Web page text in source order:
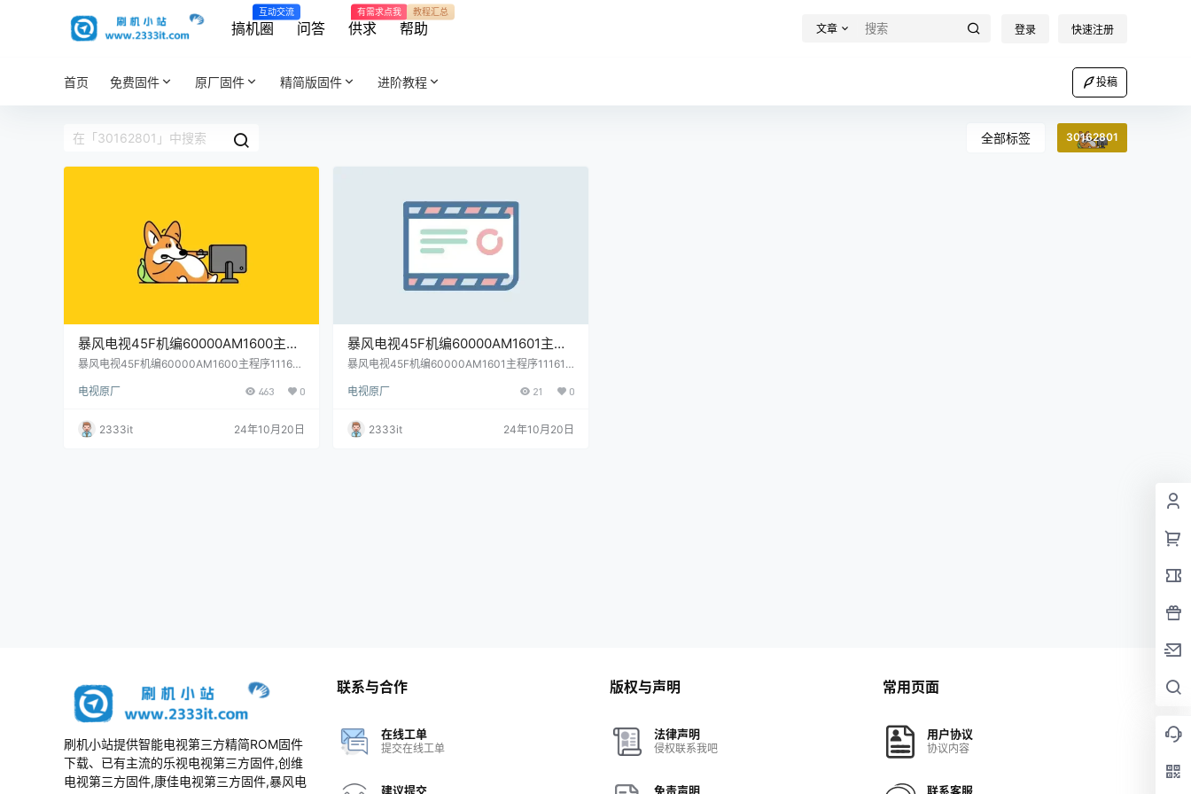
搞机圈
互动交流
问答 供求
有需求点我
帮助
教程汇总
文章 登录 快速注册
首页 免费固件 原厂固件 精简版固件 进阶教程 投稿
全部标签 30162801
暴风电视45F机编60000AM1600主程
序11161302屏程序30162801配屏
包
暴风电视45F机编60000AM1600主程序111613
序U盘数据刷机包
电视原厂 463 0
2333it 24年10月20日
暴风电视45F机编60000AM1601主程
序11161302屏程序30162801配屏
包
暴风电视45F机编60000AM1601主程序111613
序U盘数据刷机包
电视原厂 21 0
2333it 24年10月20日
刷机小站提供智能电视第三方精简ROM固件
下载、已有主流的乐视电视第三方固件,创维
电视第三方固件,康佳电视第三方固件,暴风电
联系与合作
在线工单
提交在线工单
建议提交
版权与声明
法律声明
侵权联系我吧
免责声明
常用页面
用户协议
协议内容
联系客服